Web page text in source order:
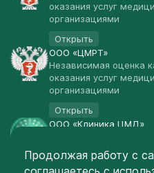
оказания услуг
организациями
Открыть
ООО «ЦМРТ»
Независимая оценка
оказания услуг
организациями
Открыть
ООО «Клиника ЦМД»
Открыть
Продолжая работу с